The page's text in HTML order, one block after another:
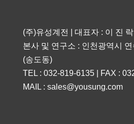
(주)유성계전 | 대표자 : 이 진 락
본사 및 연구소 : 인천광역시
(송도동)
TEL : 032-819-6135 | FAX :
MAIL : sales@yousung.com